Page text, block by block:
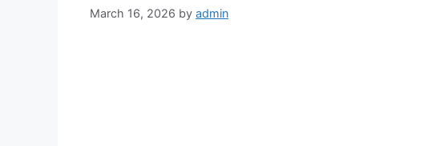
March 16, 2026 by admin